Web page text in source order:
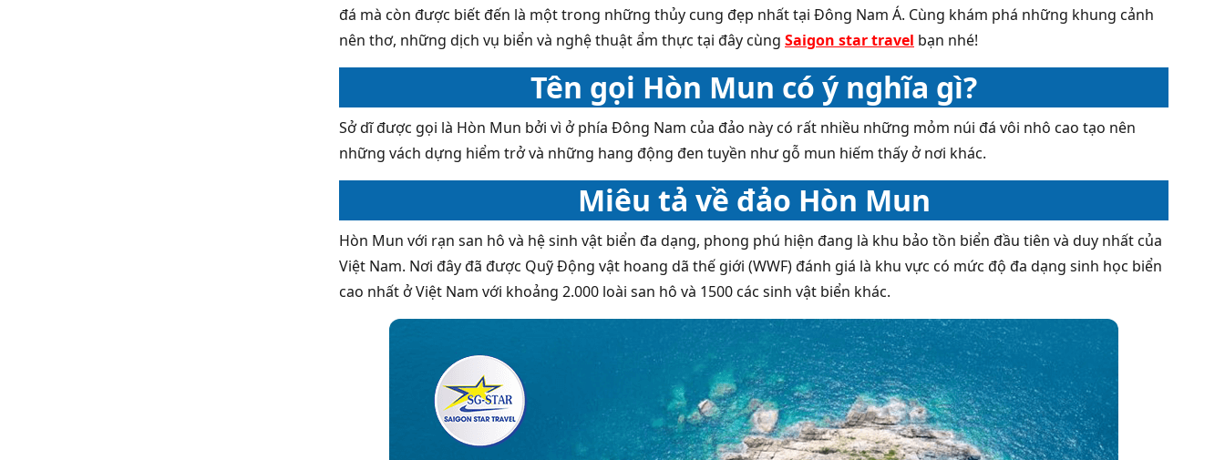
đá mà còn được biết đến là một trong những thủy cung đẹp nhất tại Đông Nam Á. Cùng khám phá những khung cảnh
nên thơ, những dịch vụ biển và nghệ thuật ẩm thực tại đây cùng Saigon star travel bạn nhé!
Tên gọi Hòn Mun có ý nghĩa gì?
Sở dĩ được gọi là Hòn Mun bởi vì ở phía Đông Nam của đảo này có rất nhiều những mỏm núi đá vôi nhô cao tạo nên
những vách dựng hiểm trở và những hang động đen tuyền như gỗ mun hiếm thấy ở nơi khác.
Miêu tả về đảo Hòn Mun
Hòn Mun với rạn san hô và hệ sinh vật biển đa dạng, phong phú hiện đang là khu bảo tồn biển đầu tiên và duy nhất của
Việt Nam. Nơi đây đã được Quỹ Ðộng vật hoang dã thế giới (WWF) đánh giá là khu vực có mức độ đa dạng sinh học biển
cao nhất ở Việt Nam với khoảng 2.000 loài san hô và 1500 các sinh vật biển khác.